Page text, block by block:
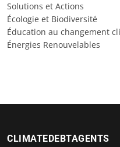
Solutions et Actions
Écologie et Biodiversité
Éducation au changement
Énergies Renouvelables
CLIMATEDEBTAGENTS